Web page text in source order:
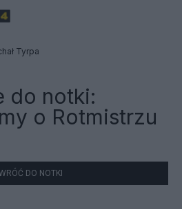
Tyrpa
do notki:
o Rotmistrzu
DO NOTKI